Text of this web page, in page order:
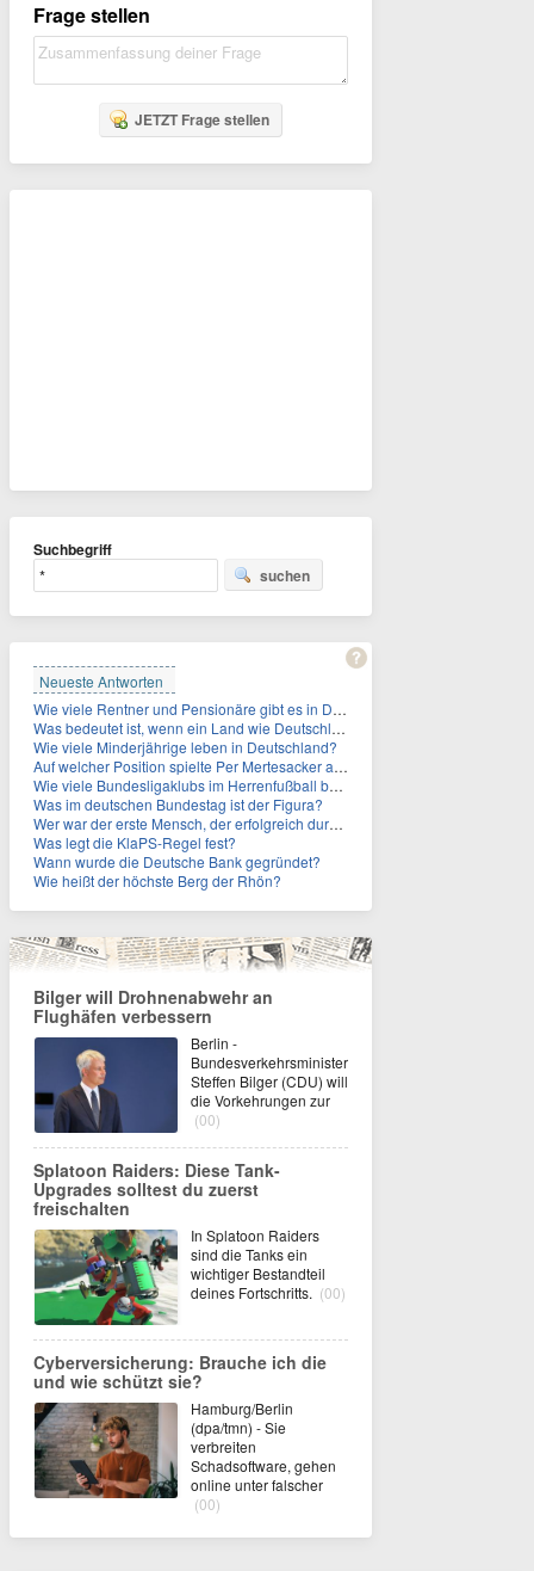
Frage stellen
JETZT Frage stellen
Suchbegriff
suchen
Neueste Antworten
Wie viele Rentner und Pensionäre gibt es in Deutschland aktuell?
Was bedeutet ist, wenn ein Land wie Deutschland ein Demographieproblem hat?
Wie viele Minderjährige leben in Deutschland?
Auf welcher Position spielte Per Mertesacker als Fußballer?
Wie viele Bundesligaklubs im Herrenfußball befinden sich in NRW?
Was im deutschen Bundestag ist der Figura?
Wer war der erste Mensch, der erfolgreich durch den Ärmelkanal schwamm?
Was legt die KlaPS-Regel fest?
Wann wurde die Deutsche Bank gegründet?
Wie heißt der höchste Berg der Rhön?
Bilger will Drohnenabwehr an
Flughäfen verbessern
Berlin -
Bundesverkehrsminister
Steffen Bilger (CDU) will
die Vorkehrungen zur
(00)
Splatoon Raiders: Diese Tank-
Upgrades solltest du zuerst
freischalten
In Splatoon Raiders
sind die Tanks ein
wichtiger Bestandteil
deines Fortschritts. (00)
Cyberversicherung: Brauche ich die
und wie schützt sie?
Hamburg/Berlin
(dpa/tmn) - Sie
verbreiten
Schadsoftware, gehen
online unter falscher
(00)